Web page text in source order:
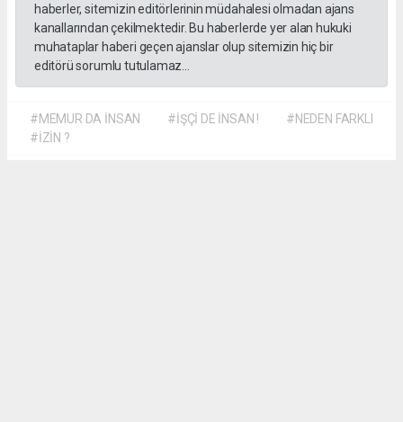
haberler, sitemizin editörlerinin müdahalesi olmadan ajans
kanallarından çekilmektedir. Bu haberlerde yer alan hukuki
muhataplar haberi geçen ajanslar olup sitemizin hiç bir
editörü sorumlu tutulamaz...
#MEMUR DA İNSAN #İŞÇİ DE İNSAN !
#NEDEN FARKLI
#İZİN ?